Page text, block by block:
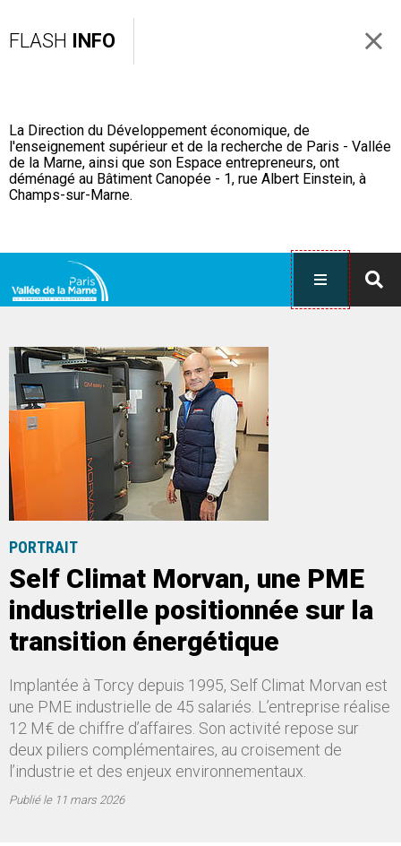
FLASH INFO
La Direction du Développement économique, de
l'enseignement supérieur et de la recherche de Paris - Vallée
de la Marne, ainsi que son Espace entrepreneurs, ont
déménagé au Bâtiment Canopée - 1, rue Albert Einstein, à
Champs-sur-Marne.
PORTRAIT
Self Climat Morvan, une PME
industrielle positionnée sur la
transition énergétique
Implantée à Torcy depuis 1995, Self Climat Morvan est
une PME industrielle de 45 salariés. L’entreprise réalise
12 M€ de chiffre d’affaires. Son activité repose sur
deux piliers complémentaires, au croisement de
l’industrie et des enjeux environnementaux.
Publié le11 mars 2026